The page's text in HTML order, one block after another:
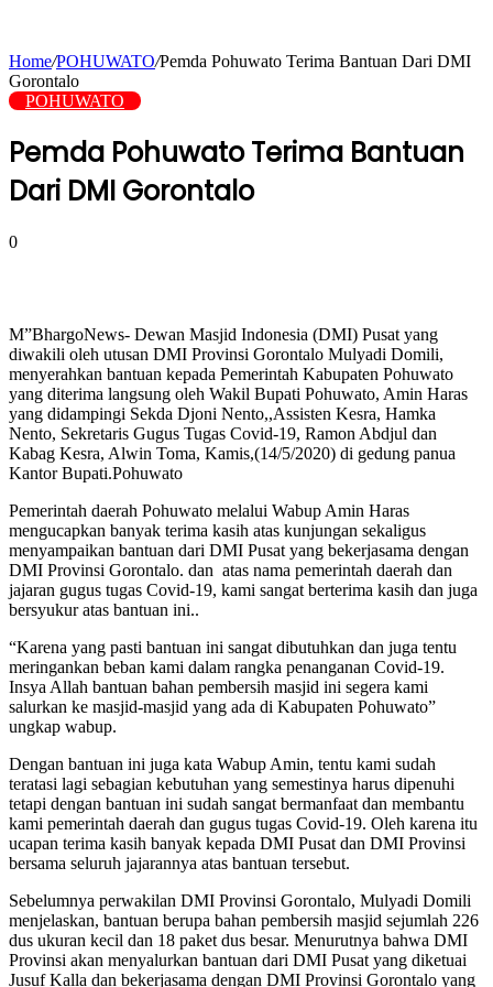
Home/POHUWATO/Pemda Pohuwato Terima Bantuan Dari DMI
Gorontalo
POHUWATO
Pemda Pohuwato Terima Bantuan
Dari DMI Gorontalo
0
M”BhargoNews- Dewan Masjid Indonesia (DMI) Pusat yang
diwakili oleh utusan DMI Provinsi Gorontalo Mulyadi Domili,
menyerahkan bantuan kepada Pemerintah Kabupaten Pohuwato
yang diterima langsung oleh Wakil Bupati Pohuwato, Amin Haras
yang didampingi Sekda Djoni Nento,,Assisten Kesra, Hamka
Nento, Sekretaris Gugus Tugas Covid-19, Ramon Abdjul dan
Kabag Kesra, Alwin Toma, Kamis,(14/5/2020) di gedung panua
Kantor Bupati.Pohuwato
Pemerintah daerah Pohuwato melalui Wabup Amin Haras
mengucapkan banyak terima kasih atas kunjungan sekaligus
menyampaikan bantuan dari DMI Pusat yang bekerjasama dengan
DMI Provinsi Gorontalo. dan atas nama pemerintah daerah dan
jajaran gugus tugas Covid-19, kami sangat berterima kasih dan juga
bersyukur atas bantuan ini..
“Karena yang pasti bantuan ini sangat dibutuhkan dan juga tentu
meringankan beban kami dalam rangka penanganan Covid-19.
Insya Allah bantuan bahan pembersih masjid ini segera kami
salurkan ke masjid-masjid yang ada di Kabupaten Pohuwato”
ungkap wabup.
Dengan bantuan ini juga kata Wabup Amin, tentu kami sudah
teratasi lagi sebagian kebutuhan yang semestinya harus dipenuhi
tetapi dengan bantuan ini sudah sangat bermanfaat dan membantu
kami pemerintah daerah dan gugus tugas Covid-19. Oleh karena itu
ucapan terima kasih banyak kepada DMI Pusat dan DMI Provinsi
bersama seluruh jajarannya atas bantuan tersebut.
Sebelumnya perwakilan DMI Provinsi Gorontalo, Mulyadi Domili
menjelaskan, bantuan berupa bahan pembersih masjid sejumlah 226
dus ukuran kecil dan 18 paket dus besar. Menurutnya bahwa DMI
Provinsi akan menyalurkan bantuan dari DMI Pusat yang diketuai
Jusuf Kalla dan bekerjasama dengan DMI Provinsi Gorontalo yang